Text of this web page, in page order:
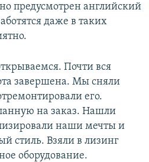
предусмотрен английский
даже в таких
Почти вся
завершена. Мы сняли
его.
на заказ. Нашли
наши мечты и
стиль. Взяли в лизинг
оборудование.